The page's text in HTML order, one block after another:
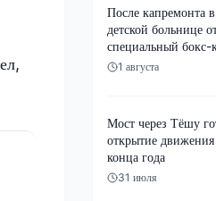
После капремонта
детской больнице
специальный бокс-
1 августа
Мост через Тёшу
открытие
конца года
31 июля